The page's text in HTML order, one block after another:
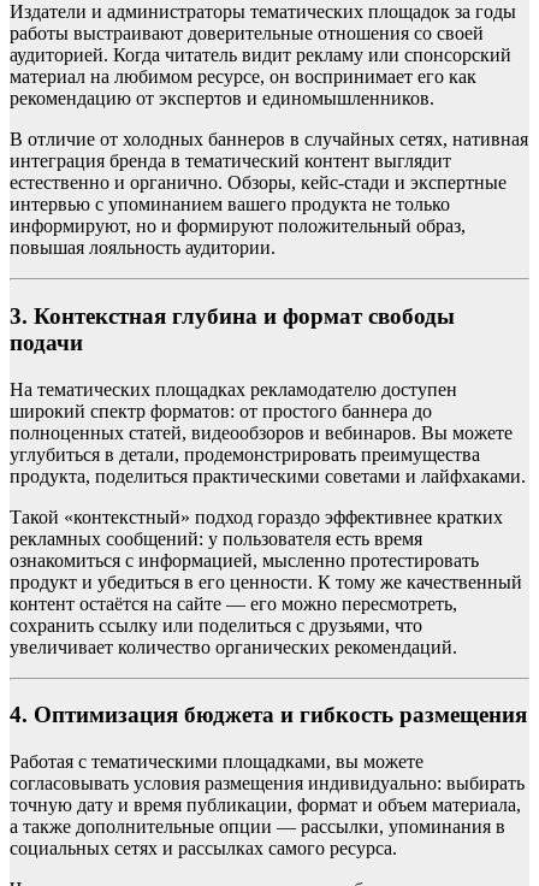
Издатели и администраторы тематических площадок за годы
работы выстраивают доверительные отношения со своей
аудиторией. Когда читатель видит рекламу или спонсорский
материал на любимом ресурсе, он воспринимает его как
рекомендацию от экспертов и единомышленников.
В отличие от холодных баннеров в случайных сетях, нативная
интеграция бренда в тематический контент выглядит
естественно и органично. Обзоры, кейс-стади и экспертные
интервью с упоминанием вашего продукта не только
информируют, но и формируют положительный образ,
повышая лояльность аудитории.
3. Контекстная глубина и формат свободы
подачи
На тематических площадках рекламодателю доступен
широкий спектр форматов: от простого баннера до
полноценных статей, видеообзоров и вебинаров. Вы можете
углубиться в детали, продемонстрировать преимущества
продукта, поделиться практическими советами и лайфхаками.
Такой «контекстный» подход гораздо эффективнее кратких
рекламных сообщений: у пользователя есть время
ознакомиться с информацией, мысленно протестировать
продукт и убедиться в его ценности. К тому же качественный
контент остаётся на сайте — его можно пересмотреть,
сохранить ссылку или поделиться с друзьями, что
увеличивает количество органических рекомендаций.
4. Оптимизация бюджета и гибкость размещения
Работая с тематическими площадками, вы можете
согласовывать условия размещения индивидуально: выбирать
точную дату и время публикации, формат и объем материала,
а также дополнительные опции — рассылки, упоминания в
социальных сетях и рассылках самого ресурса.